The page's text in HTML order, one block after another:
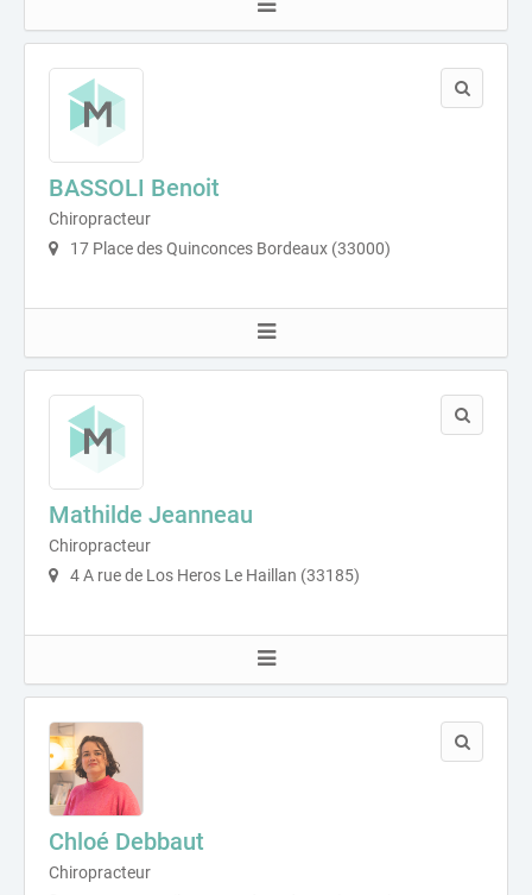
BASSOLI Benoit
Chiropracteur
17 Place des Quinconces Bordeaux (33000)
Mathilde Jeanneau
Chiropracteur
4 A rue de Los Heros Le Haillan (33185)
Chloé Debbaut
Chiropracteur